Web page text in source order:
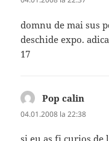
domnu de mai sus
deschide expo.
17
Pop calin
04.01.2008 la 22:38
si eu as fi curios de